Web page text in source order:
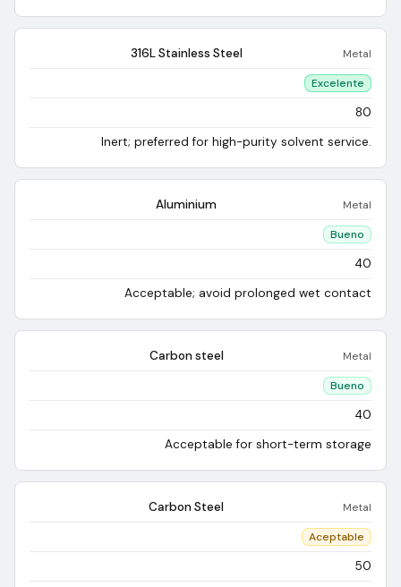
316L Stainless Steel Metal
Excelente
80
Inert; preferred for high-purity solvent service.
Aluminium Metal
Bueno
40
Acceptable; avoid prolonged wet contact
Carbon steel Metal
Bueno
40
Acceptable for short-term storage
Carbon Steel Metal
Aceptable
50